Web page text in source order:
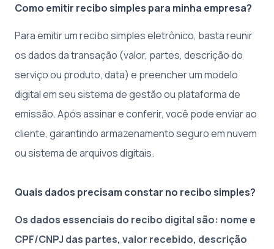
Como emitir recibo simples para minha empresa?
Para emitir um recibo simples eletrônico, basta reunir
os dados da transação (valor, partes, descrição do
serviço ou produto, data) e preencher um modelo
digital em seu sistema de gestão ou plataforma de
emissão. Após assinar e conferir, você pode enviar ao
cliente, garantindo armazenamento seguro em nuvem
ou sistema de arquivos digitais.
Quais dados precisam constar no recibo simples?
Os dados essenciais do recibo digital são: nome e
CPF/CNPJ das partes, valor recebido, descrição